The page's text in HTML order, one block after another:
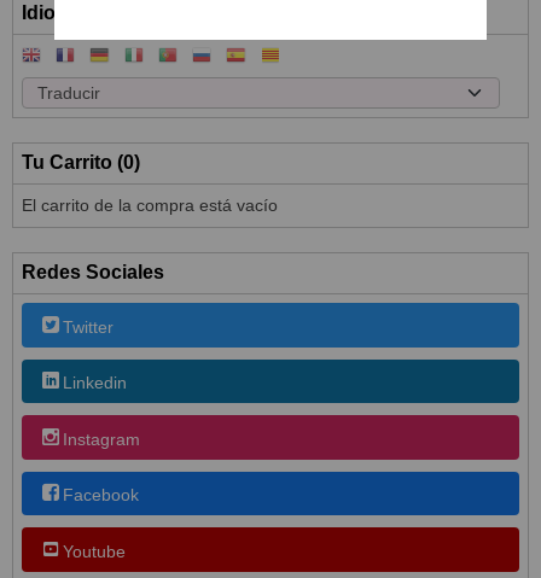
Idioma
Tu Carrito (0)
El carrito de la compra está vacío
Redes Sociales
Twitter
Linkedin
Instagram
Facebook
Youtube